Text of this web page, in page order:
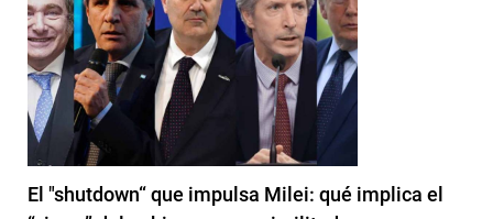
El "shutdown“ que impulsa Milei: qué implica el